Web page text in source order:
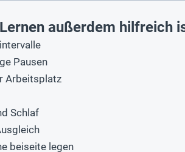
außerdem hilfreich
Pausen
Arbeitsplatz
Schlaf
beiseite legen